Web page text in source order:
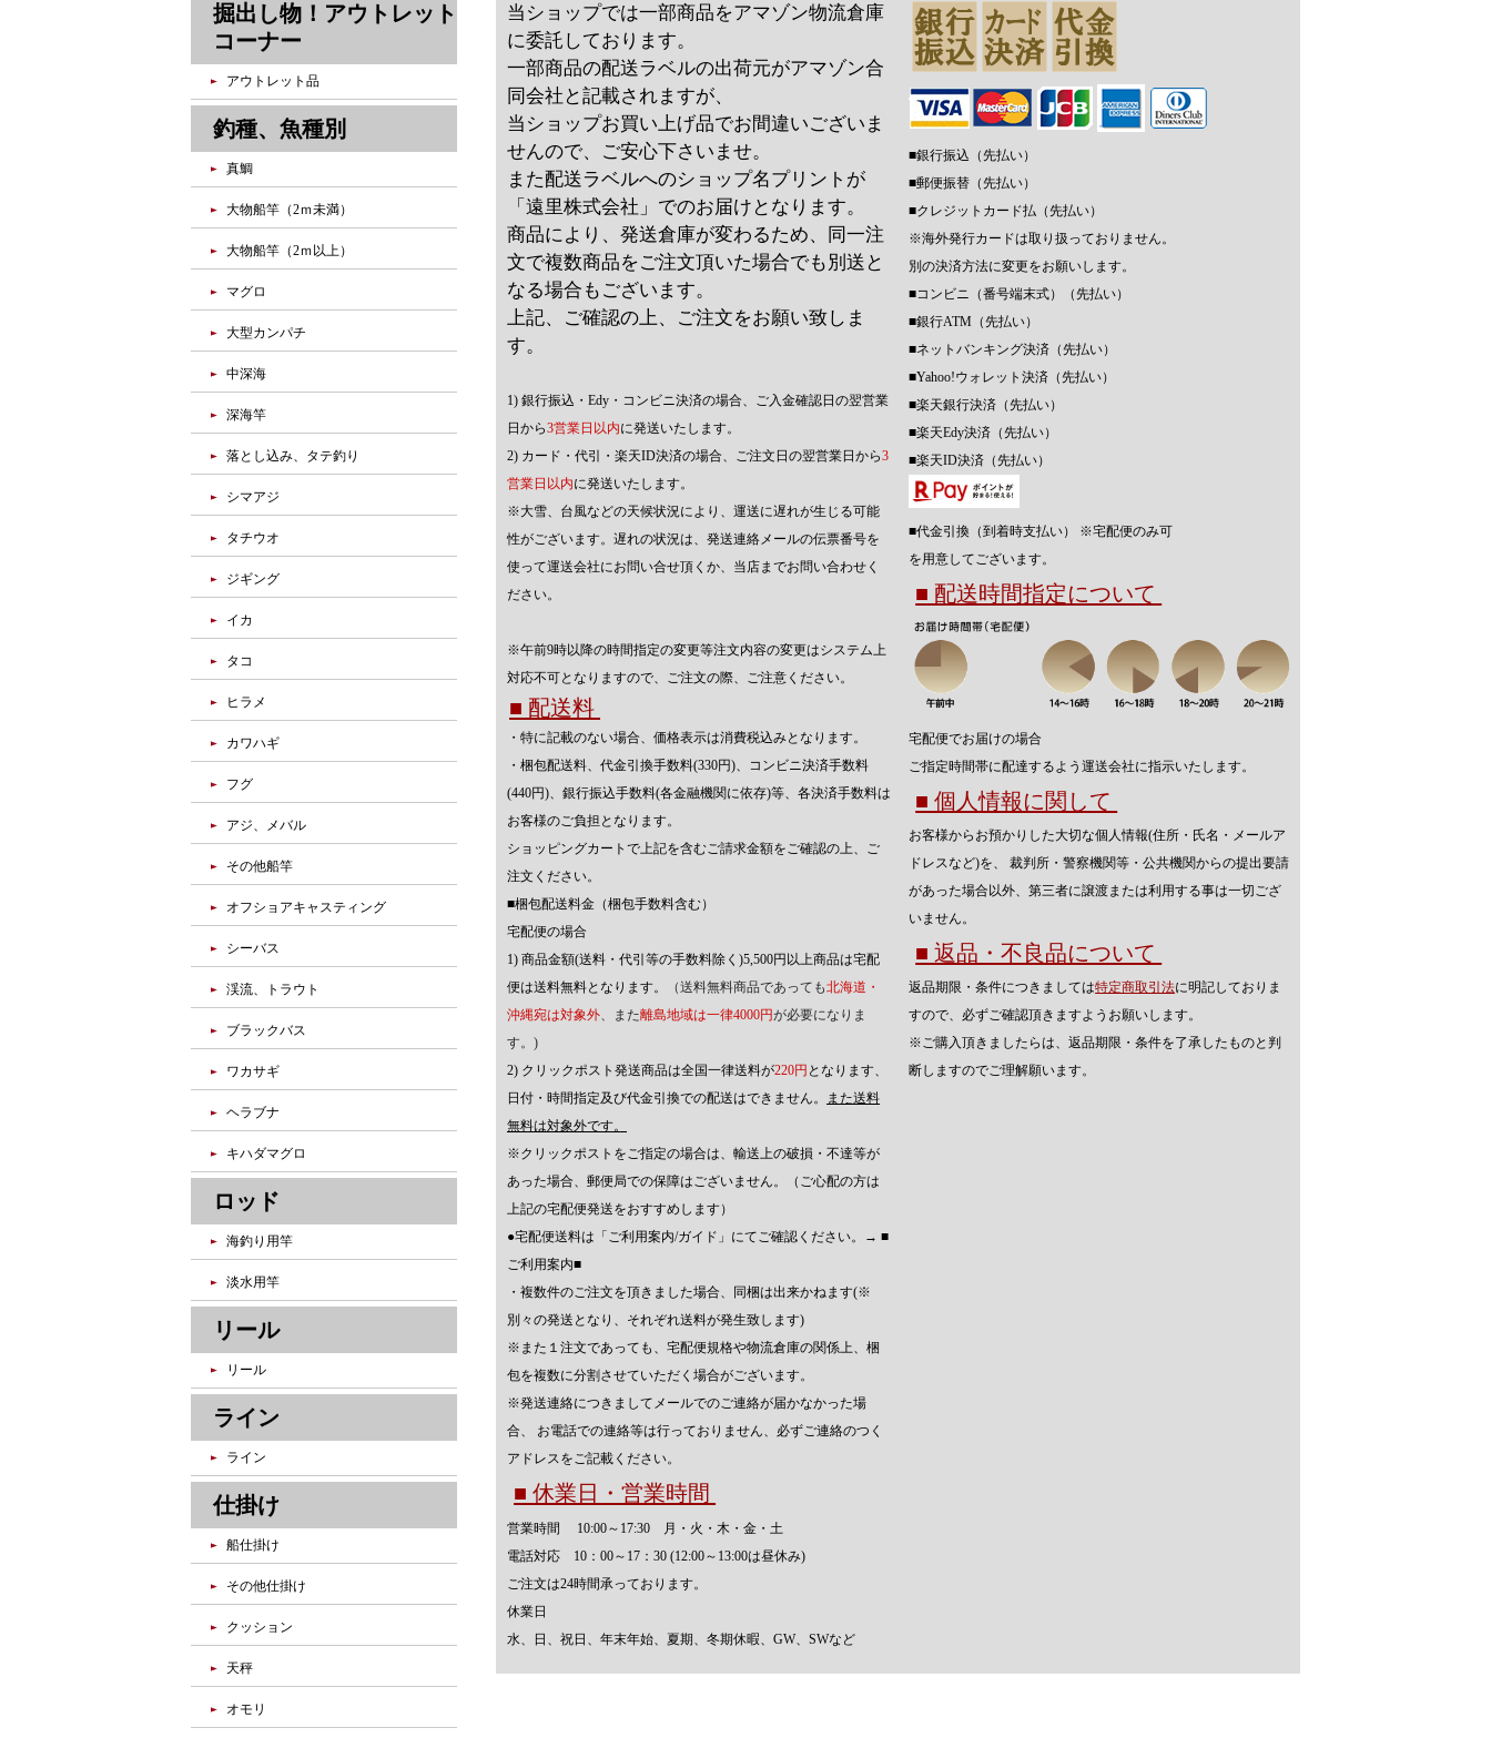
当ショップでは一部商品をアマゾン物流倉庫
に委託しております。
一部商品の配送ラベルの出荷元がアマゾン合
同会社と記載されますが、
当ショップお買い上げ品でお間違いございま
せんので、ご安心下さいませ。
また配送ラベルへのショップ名プリントが
「遠里株式会社」でのお届けとなります。
商品により、発送倉庫が変わるため、同一注
文で複数商品をご注文頂いた場合でも別送と
なる場合もございます。
上記、ご確認の上、ご注文をお願い致しま
す。
1) 銀行振込・Edy・コンビニ決済の場合、ご入金確認日の翌営業
日から3営業日以内に発送いたします。
2) カード・代引・楽天ID決済の場合、ご注文日の翌営業日から3
営業日以内に発送いたします。
※大雪、台風などの天候状況により、運送に遅れが生じる可能
性がございます。遅れの状況は、発送連絡メールの伝票番号を
使って運送会社にお問い合せ頂くか、当店までお問い合わせく
ださい。
※午前9時以降の時間指定の変更等注文内容の変更はシステム上
対応不可となりますので、ご注文の際、ご注意ください。
■ 配送料
・特に記載のない場合、価格表示は消費税込みとなります。
・梱包配送料、代金引換手数料(330円)、コンビニ決済手数料
(440円)、銀行振込手数料(各金融機関に依存)等、各決済手数料は
お客様のご負担となります。
ショッピングカートで上記を含むご請求金額をご確認の上、ご
注文ください。
■梱包配送料金（梱包手数料含む）
宅配便の場合
1) 商品金額(送料・代引等の手数料除く)5,500円以上商品は宅配
便は送料無料となります。
（送料無料商品であっても北海道・
沖縄宛は対象外、また離島地域は一律4000円が必要になりま
す。)
2) クリックポスト発送商品は全国一律送料が220円 となります、
日付・時間指定及び代金引換での配送はできません。
また送料
無料は対象外です。
※クリックポストをご指定の場合は、輸送上の破損・不達等が
あった場合、郵便局での保障はございません。（ご心配の方は
上記の宅配便発送をおすすめします）
●宅配便送料は「ご利用案内/ガイド」にてご確認ください。→ ■
ご利用案内■
・複数件のご注文を頂きました場合、同梱は出来かねます(※
別々の発送となり、それぞれ送料が発生致します)
※また１注文であっても、宅配便規格や物流倉庫の関係上、梱
包を複数に分割させていただく場合がございます。
※発送連絡につきましてメールでのご連絡が届かなかった場
合、 お電話での連絡等は行っておりません、必ずご連絡のつく
アドレスをご記載ください。
■ 休業日・営業時間
営業時間 10:00～17:30 月・火・木・金・土
電話対応 10：00～17：30 (12:00～13:00は昼休み)
ご注文は24時間承っております。
休業日
水、日、祝日、年末年始、夏期、冬期休暇、GW、SWなど
■銀行振込（先払い）
■郵便振替（先払い）
■クレジットカード払（先払い）
※海外発行カードは取り扱っておりません。
別の決済方法に変更をお願いします。
■コンビニ（番号端末式）（先払い）
■銀行ATM（先払い）
■ネットバンキング決済（先払い）
■Yahoo!ウォレット決済（先払い）
■楽天銀行決済（先払い）
■楽天Edy決済（先払い）
■楽天ID決済（先払い）
■代金引換（到着時支払い） ※宅配便のみ可
を用意してございます。
■ 配送時間指定について
宅配便でお届けの場合
ご指定時間帯に配達するよう運送会社に指示いたします。
■ 個人情報に関して
お客様からお預かりした大切な個人情報(住所・氏名・メールア
ドレスなど)を、 裁判所・警察機関等・公共機関からの提出要請
があった場合以外、第三者に譲渡または利用する事は一切ござ
いません。
■ 返品・不良品について
返品期限・条件につきましては特定商取引法に明記しておりま
すので、必ずご確認頂きますようお願いします。
※ご購入頂きましたらは、返品期限・条件を了承したものと判
断しますのでご理解願います。
掘出し物！アウトレット
コーナー
アウトレット品
釣種、魚種別
真鯛
大物船竿（2ｍ未満）
大物船竿（2ｍ以上）
マグロ
大型カンパチ
中深海
深海竿
落とし込み、タテ釣り
シマアジ
タチウオ
ジギング
イカ
タコ
ヒラメ
カワハギ
フグ
アジ、メバル
その他船竿
オフショアキャスティング
シーバス
渓流、トラウト
ブラックバス
ワカサギ
ヘラブナ
キハダマグロ
ロッド
海釣り用竿
淡水用竿
リール
リール
ライン
ライン
仕掛け
船仕掛け
その他仕掛け
クッション
天秤
オモリ